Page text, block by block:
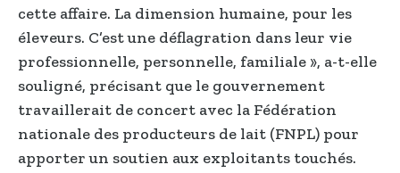
cette affaire. La dimension humaine, pour les
éleveurs. C’est une déflagration dans leur vie
professionnelle, personnelle, familiale », a-t-elle
souligné, précisant que le gouvernement
travaillerait de concert avec la Fédération
nationale des producteurs de lait (FNPL) pour
apporter un soutien aux exploitants touchés.